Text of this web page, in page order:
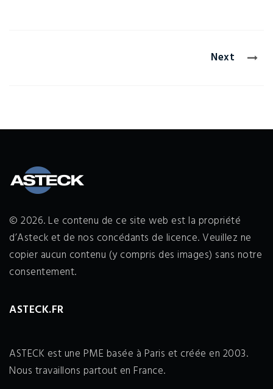
Next
© 2026. Le contenu de ce site web est la propriété
d’Asteck et de nos concédants de licence. Veuillez ne
copier aucun contenu (y compris des images) sans notre
consentement.
ASTECK.FR
ASTECK est une PME basée à Paris et créée en 2003.
Nous travaillons partout en France.